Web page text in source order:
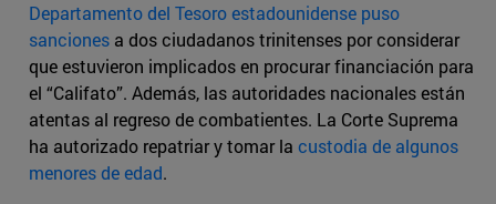
Departamento del Tesoro estadounidense puso
sanciones a dos ciudadanos trinitenses por considerar
que estuvieron implicados en procurar financiación para
el “Califato”. Además, las autoridades nacionales están
atentas al regreso de combatientes. La Corte Suprema
ha autorizado repatriar y tomar la custodia de algunos
menores de edad.